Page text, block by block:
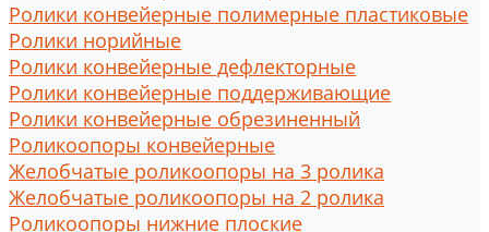
Ролики конвейерные полимерные пластиковые
Ролики норийные
Ролики конвейерные дефлекторные
Ролики конвейерные поддерживающие
Ролики конвейерные обрезиненный
Роликоопоры конвейерные
Желобчатые роликоопоры на 3 ролика
Желобчатые роликоопоры на 2 ролика
Роликоопоры нижние плоские